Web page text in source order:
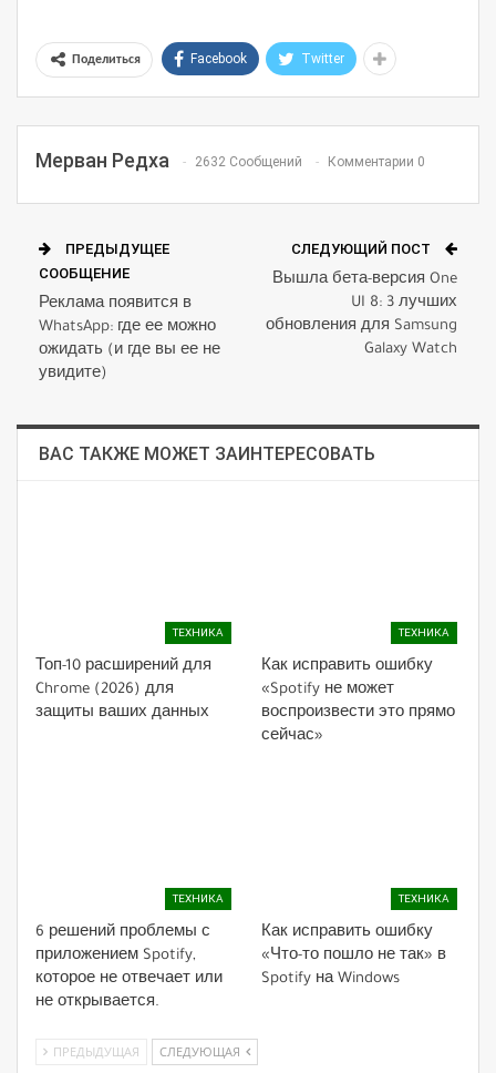
Поделиться Facebook Twitter
Мерван Редха 2632 Сообщений Комментарии 0
ПРЕДЫДУЩЕЕ
СООБЩЕНИЕ
Реклама появится в
WhatsApp: где ее можно
ожидать (и где вы ее не
увидите)
СЛЕДУЮЩИЙ ПОСТ
Вышла бета-версия One
UI 8: 3 лучших
обновления для Samsung
Galaxy Watch
ВАС ТАКЖЕ МОЖЕТ ЗАИНТЕРЕСОВАТЬ
ТЕХНИКА
Топ-10 расширений для
Chrome (2026) для
защиты ваших данных
ТЕХНИКА
Как исправить ошибку
«Spotify не может
воспроизвести это прямо
сейчас»
ТЕХНИКА
6 решений проблемы с
приложением Spotify,
которое не отвечает или
не открывается.
ТЕХНИКА
Как исправить ошибку
«Что-то пошло не так» в
Spotify на Windows
ПРЕДЫДУЩАЯ СЛЕДУЮЩАЯ